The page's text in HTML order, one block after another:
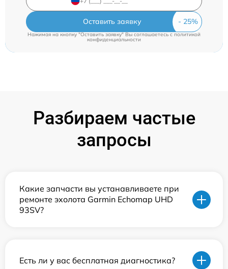
Оставить заявку
Нажимая на кнопку "Оставить заявку" Вы соглашаетесь c политикой
конфиденциальности
Разбираем частые
запросы
Какие запчасти вы устанавливаете при
ремонте эхолота Garmin Echomap UHD
93SV?
Есть ли у вас бесплатная диагностика?